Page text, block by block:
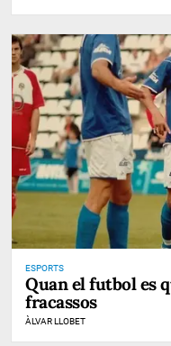
ESPORTS
Quan el futbol es
fracassos
ÀLVAR LLOBET